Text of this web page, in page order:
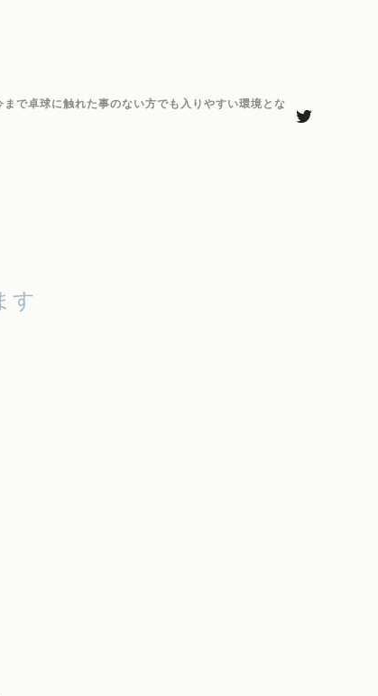
で卓球に触れた事のない方でも入りやすい環境とな
す